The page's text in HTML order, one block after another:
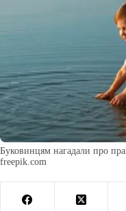
Буковинцям нагадали про
freepik.com